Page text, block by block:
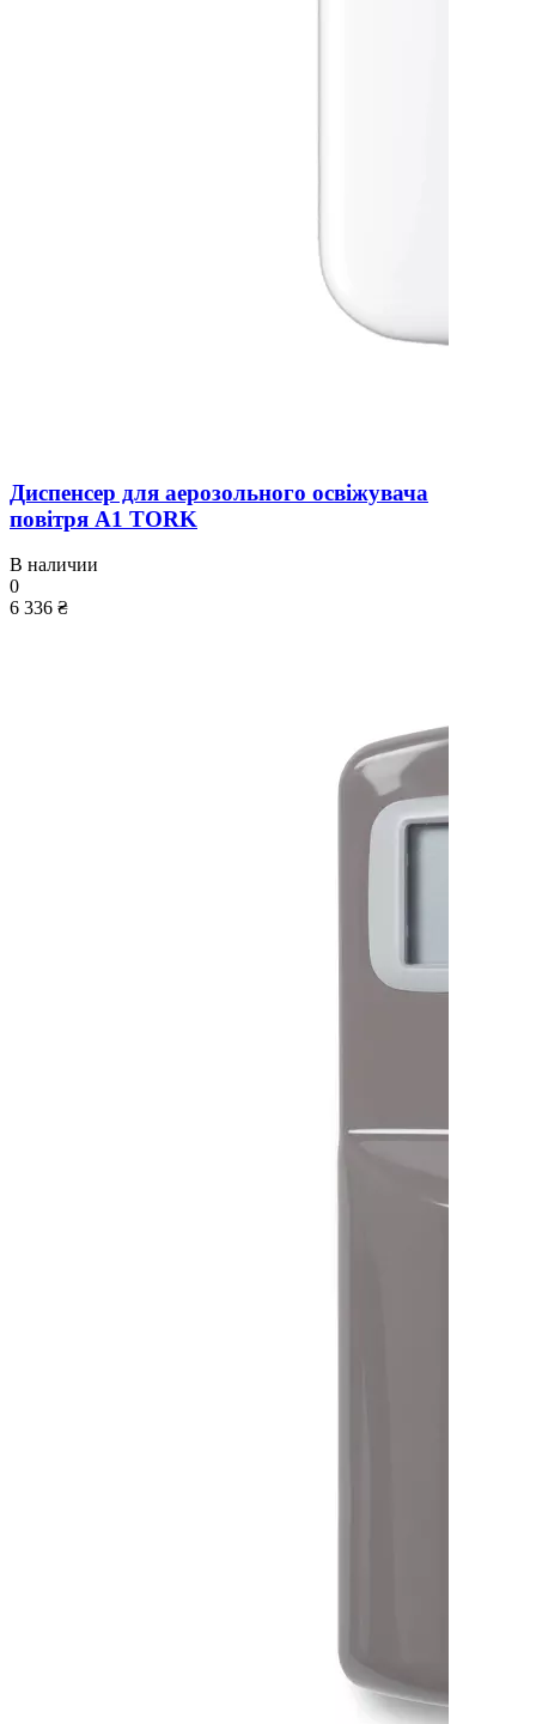
Диспенсер для аерозольного освіжувача
повітря A1 TORK
В наличии
0
6 336 ₴